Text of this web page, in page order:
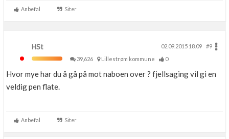
Anbefal Siter
HSt 02.09.2015 18.09
#9
39,626
Lillestrøm kommune 0
Hvor mye har du å gå på mot naboen over ? fjellsaging vil gi en
veldig pen flate.
Anbefal Siter